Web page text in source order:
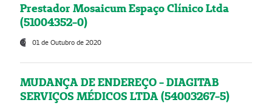
Prestador Mosaicum Espaço Clínico Ltda
(51004352-0)
01 de Outubro de 2020
MUDANÇA DE ENDEREÇO - DIAGITAB
SERVIÇOS MÉDICOS LTDA (54003267-5)